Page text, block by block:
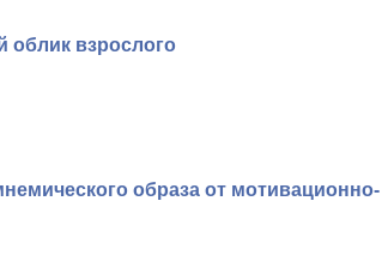
облик взрослого
образа от мотивационно-